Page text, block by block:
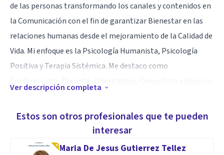
de las personas transformando los canales y contenidos en
la Comunicación con el fin de garantizar Bienestar en las
relaciones humanas desde el mejoramiento de la Calidad de
Vida. Mi enfoque es la Psicología Humanista, Psicología
Positiva y Terapia Sistémica. Me destaco como
emocionales, interpersonales y sociales. Editora de la
Revista Pazcana () Directora de la Consultora QSI ()
Para saber más de Carolina Guzmán Sánchez ()
Ver descripción completa
Estos son otros profesionales que te pueden
interesar
Maria De Jesus Gutierrez Tellez